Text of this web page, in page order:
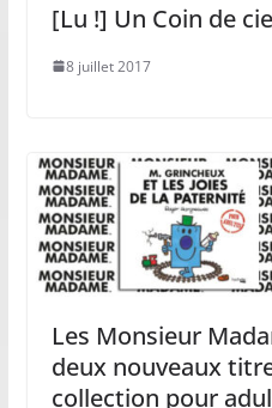
[Lu !] Un Coin de
8 juillet 2017
Les Monsieur
deux nouveaux
collection pour